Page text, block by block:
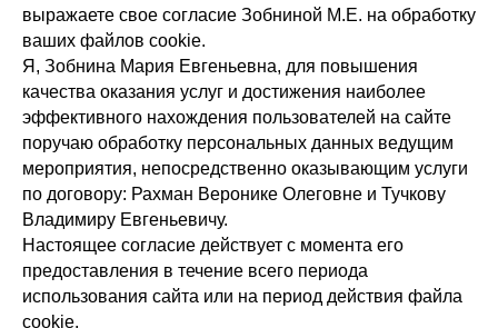
выражаете свое согласие Зобниной М.Е. на обработку
ваших файлов cookie.
Я, Зобнина Мария Евгеньевна, для повышения
качества оказания услуг и достижения наиболее
эффективного нахождения пользователей на сайте
поручаю обработку персональных данных ведущим
мероприятия, непосредственно оказывающим услуги
по договору: Рахман Веронике Олеговне и Тучкову
Владимиру Евгеньевичу.
Настоящее согласие действует с момента его
предоставления в течение всего периода
использования сайта или на период действия файла
cookie.